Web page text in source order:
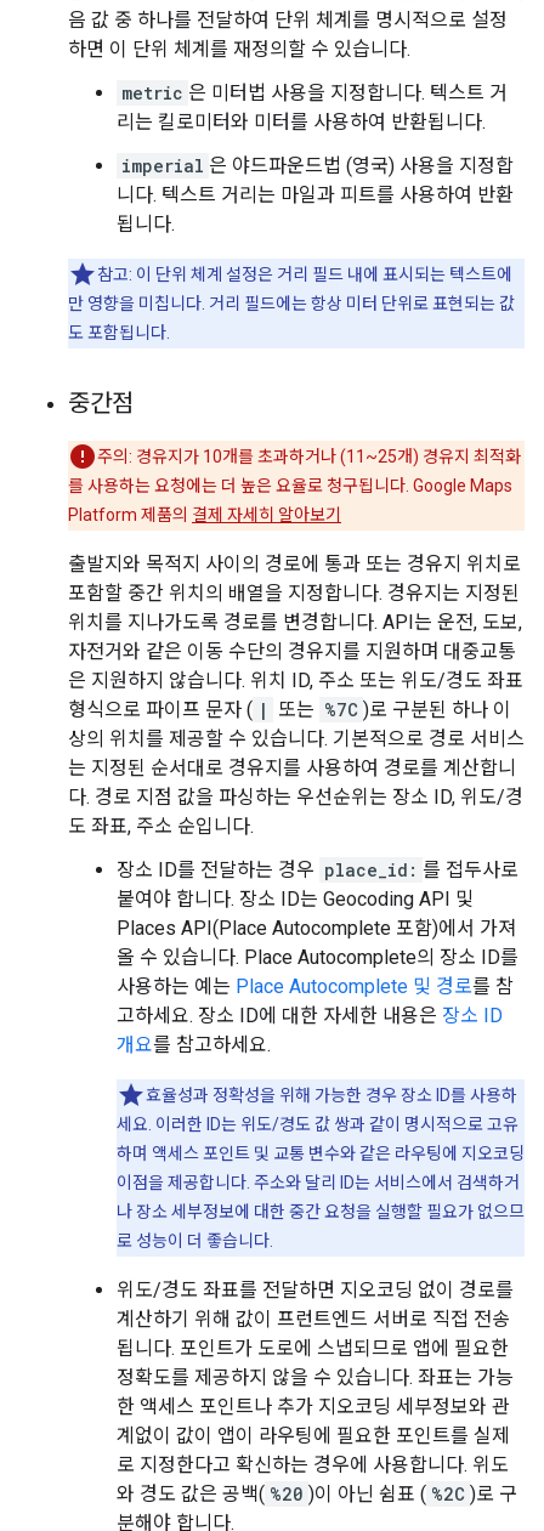
음 값 중 하나를 전달하여 단위 체계를 명시적으로 설정
하면 이 단위 체계를 재정의할 수 있습니다.
metric 은 미터법 사용을 지정합니다. 텍스트 거
리는 킬로미터와 미터를 사용하여 반환됩니다.
imperial 은 야드파운드법 (영국) 사용을 지정합
니다. 텍스트 거리는 마일과 피트를 사용하여 반환
됩니다.
참고: 이 단위 체계 설정은 거리 필드 내에 표시되는 텍스트에
만 영향을 미칩니다. 거리 필드에는 항상 미터 단위로 표현되는 값
도 포함됩니다.
중간점
주의: 경유지가 10개를 초과하거나 (11~25개) 경유지 최적화
를 사용하는 요청에는 더 높은 요율로 청구됩니다. Google Maps
Platform 제품의 결제 자세히 알아보기
출발지와 목적지 사이의 경로에 통과 또는 경유지 위치로
포함할 중간 위치의 배열을 지정합니다. 경유지는 지정된
위치를 지나가도록 경로를 변경합니다. API는 운전, 도보,
자전거와 같은 이동 수단의 경유지를 지원하며 대중교통
은 지원하지 않습니다. 위치 ID, 주소 또는 위도/경도 좌표
형식으로 파이프 문자 ( | 또는 %7C )로 구분된 하나 이
상의 위치를 제공할 수 있습니다. 기본적으로 경로 서비스
는 지정된 순서대로 경유지를 사용하여 경로를 계산합니
다. 경로 지점 값을 파싱하는 우선순위는 장소 ID, 위도/경
도 좌표, 주소 순입니다.
장소 ID를 전달하는 경우 place_id: 를 접두사로
붙여야 합니다. 장소 ID는 Geocoding API 및
Places API(Place Autocomplete 포함)에서 가져
올 수 있습니다. Place Autocomplete의 장소 ID를
사용하는 예는 Place Autocomplete 및 경로를 참
고하세요. 장소 ID에 대한 자세한 내용은 장소 ID
개요를 참고하세요.
효율성과 정확성을 위해 가능한 경우 장소 ID를 사용하
세요. 이러한 ID는 위도/경도 값 쌍과 같이 명시적으로 고유
하며 액세스 포인트 및 교통 변수와 같은 라우팅에 지오코딩
이점을 제공합니다. 주소와 달리 ID는 서비스에서 검색하거
나 장소 세부정보에 대한 중간 요청을 실행할 필요가 없으므
로 성능이 더 좋습니다.
위도/경도 좌표를 전달하면 지오코딩 없이 경로를
계산하기 위해 값이 프런트엔드 서버로 직접 전송
됩니다. 포인트가 도로에 스냅되므로 앱에 필요한
정확도를 제공하지 않을 수 있습니다. 좌표는 가능
한 액세스 포인트나 추가 지오코딩 세부정보와 관
계없이 값이 앱이 라우팅에 필요한 포인트를 실제
로 지정한다고 확신하는 경우에 사용합니다. 위도
와 경도 값은 공백( %20 )이 아닌 쉼표 ( %2C )로 구
분해야 합니다.